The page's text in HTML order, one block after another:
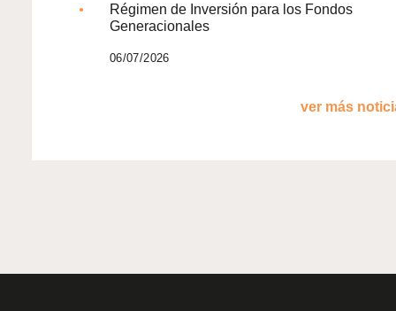
Régimen de Inversión para los Fondos
Generacionales
06/07/2026
ver más